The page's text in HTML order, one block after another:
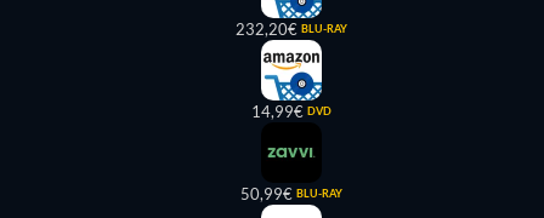
232,20€ BLU-RAY
14,99€ DVD
50,99€ BLU-RAY